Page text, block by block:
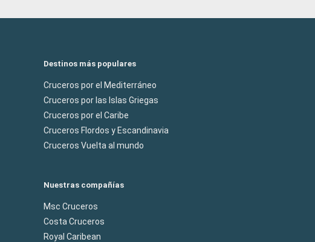
Destinos más populares
Cruceros por el Mediterráneo
Cruceros por las Islas Griegas
Cruceros por el Caribe
Cruceros Flordos y Escandinavia
Cruceros Vuelta al mundo
Nuestras compañías
Msc Cruceros
Costa Cruceros
Royal Caribean